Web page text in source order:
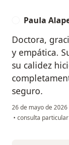
Paula
Doctora,
y empática.
su calidez
seguro.
26 de mayo de 2026
• consulta particular